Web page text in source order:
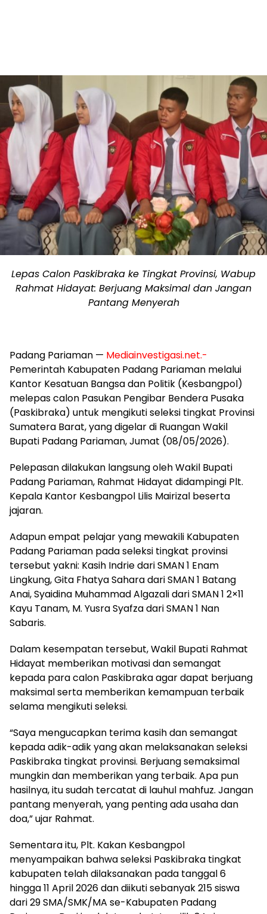
Lepas Calon Paskibraka ke Tingkat Provinsi, Wabup
Rahmat Hidayat: Berjuang Maksimal dan Jangan
Pantang Menyerah
Padang Pariaman — Mediainvestigasi.net.-
Pemerintah Kabupaten Padang Pariaman melalui
Kantor Kesatuan Bangsa dan Politik (Kesbangpol)
melepas calon Pasukan Pengibar Bendera Pusaka
(Paskibraka) untuk mengikuti seleksi tingkat Provinsi
Sumatera Barat, yang digelar di Ruangan Wakil
Bupati Padang Pariaman, Jumat (08/05/2026).
Pelepasan dilakukan langsung oleh Wakil Bupati
Padang Pariaman, Rahmat Hidayat didampingi Plt.
Kepala Kantor Kesbangpol Lilis Mairizal beserta
jajaran.
Adapun empat pelajar yang mewakili Kabupaten
Padang Pariaman pada seleksi tingkat provinsi
tersebut yakni: Kasih Indrie dari SMAN 1 Enam
Lingkung, Gita Fhatya Sahara dari SMAN 1 Batang
Anai, Syaidina Muhammad Algazali dari SMAN 1 2×11
Kayu Tanam, M. Yusra Syafza dari SMAN 1 Nan
Sabaris.
Dalam kesempatan tersebut, Wakil Bupati Rahmat
Hidayat memberikan motivasi dan semangat
kepada para calon Paskibraka agar dapat berjuang
maksimal serta memberikan kemampuan terbaik
selama mengikuti seleksi.
“Saya mengucapkan terima kasih dan semangat
kepada adik-adik yang akan melaksanakan seleksi
Paskibraka tingkat provinsi. Berjuang semaksimal
mungkin dan memberikan yang terbaik. Apa pun
hasilnya, itu sudah tercatat di lauhul mahfuz. Jangan
pantang menyerah, yang penting ada usaha dan
doa,” ujar Rahmat.
Sementara itu, Plt. Kakan Kesbangpol
menyampaikan bahwa seleksi Paskibraka tingkat
kabupaten telah dilaksanakan pada tanggal 6
hingga 11 April 2026 dan diikuti sebanyak 215 siswa
dari 29 SMA/SMK/MA se-Kabupaten Padang